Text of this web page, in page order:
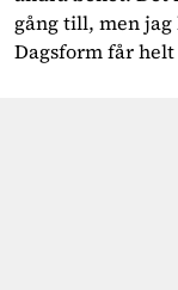
gång till, men jag
Dagsform får